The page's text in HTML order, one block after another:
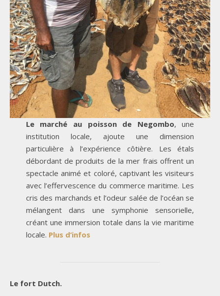
Le marché au poisson de Negombo, une
institution locale, ajoute une dimension
particulière à l’expérience côtière. Les étals
débordant de produits de la mer frais offrent un
spectacle animé et coloré, captivant les visiteurs
avec l’effervescence du commerce maritime. Les
cris des marchands et l’odeur salée de l’océan se
mélangent dans une symphonie sensorielle,
créant une immersion totale dans la vie maritime
locale. Plus d’infos
Le fort Dutch.